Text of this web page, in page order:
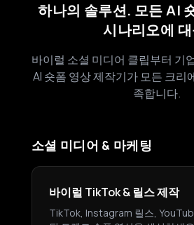
하나의 솔루션. 모든 AI
시나리오에
바이럴 소셜 미디어 클립부터 기
AI 숏폼 영상 제작기가 모든 크리
족합니다.
소셜 미디어 & 마케팅
바이럴 TikTok & 릴스 제작
TikTok, Instagram 릴스,